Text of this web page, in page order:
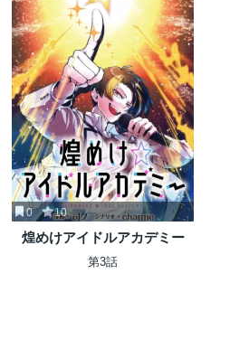
0 10
煌めけアイドルアカデミー
第3話